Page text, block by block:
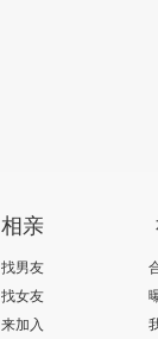
相亲
找男友
找女友
来加入